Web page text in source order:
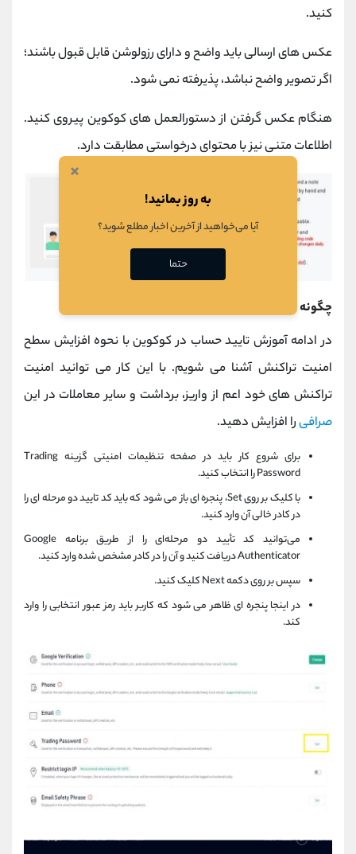
کنید.
عکس های ارسالی باید واضح و دارای رزولوشن قابل قبول باشند؛
اگر تصویر واضح نباشد، پذیرفته نمی شود.
هنگام عکس گرفتن از دستورالعمل های کوکوین پیروی کنید.
اطلاعات متنی نیز با محتوای درخواستی مطابقت دارد.
چگونه تراکنش ها را در صرافی کوکوین ایمن کنیم؟
در ادامه آموزش تایید حساب در کوکوین با نحوه افزایش سطح
امنیت تراکنش آشنا می شویم. با این کار می توانید امنیت
تراکنش های خود اعم از واریز، برداشت و سایر معاملات در این
صرافیرا افزایش دهید.
برای شروع کار باید در صفحه تنظیمات امنیتی گزینه Trading
Password را انتخاب کنید.
با کلیک بر روی Set، پنجره ای باز می شود که باید کد تایید دو مرحله ای را
در کادر خالی آن وارد کنید.
می‌توانید کد تأیید دو مرحله‌ای را از طریق برنامه Google
Authenticator دریافت کنید و آن را در کادر مشخص شده وارد کنید.
سپس بر روی دکمه Next کلیک کنید.
در اینجا پنجره ای ظاهر می شود که کاربر باید رمز عبور انتخابی را وارد
کند.
×
به روز بمانید!
آیا می‌خواهید از آخرین اخبار مطلع شوید؟
حتما